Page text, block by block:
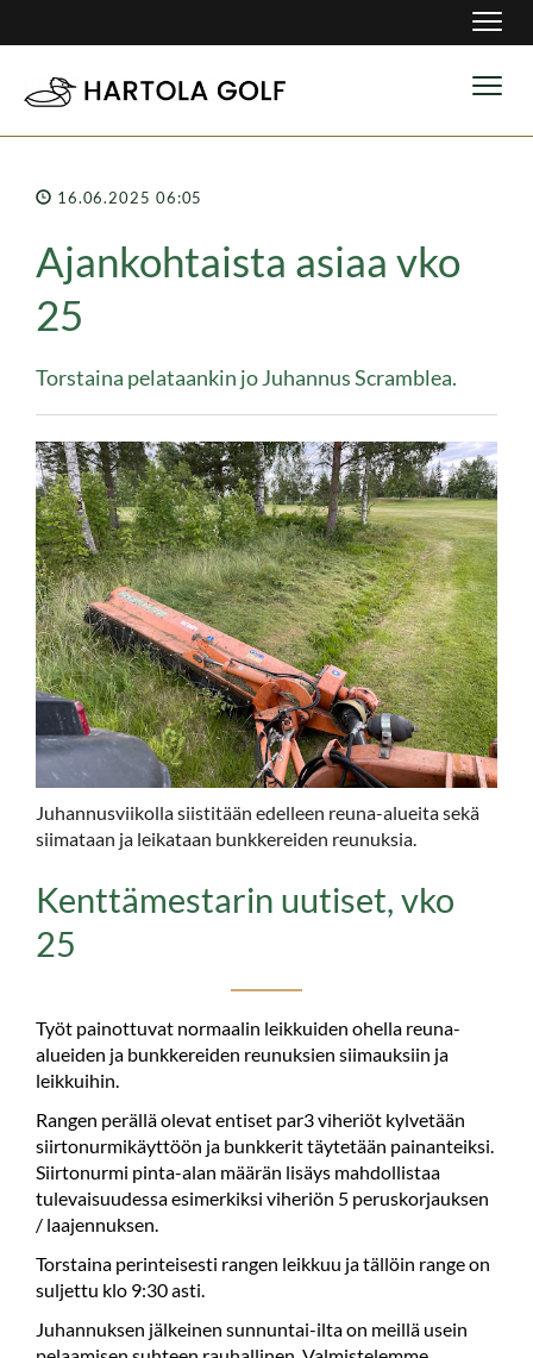
16.06.2025 06:05
Ajankohtaista asiaa vko
25
Torstaina pelataankin jo Juhannus Scramblea.
Juhannusviikolla siistitään edelleen reuna-alueita sekä
siimataan ja leikataan bunkkereiden reunuksia.
Kenttämestarin uutiset, vko
25
Työt painottuvat normaalin leikkuiden ohella reuna-
alueiden ja bunkkereiden reunuksien siimauksiin ja
leikkuihin.
Rangen perällä olevat entiset par3 viheriöt kylvetään
siirtonurmikäyttöön ja bunkkerit täytetään painanteiksi.
Siirtonurmi pinta-alan määrän lisäys mahdollistaa
tulevaisuudessa esimerkiksi viheriön 5 peruskorjauksen
/ laajennuksen.
Torstaina perinteisesti rangen leikkuu ja tällöin range on
suljettu klo 9:30 asti.
Juhannuksen jälkeinen sunnuntai-ilta on meillä usein